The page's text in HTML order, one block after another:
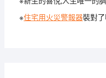
※住宅用火災警報器裝對